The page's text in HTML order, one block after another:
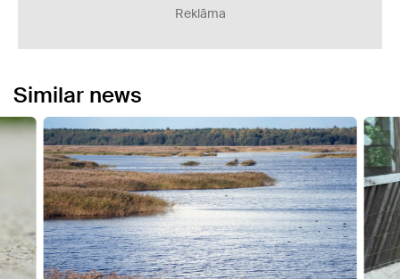
Reklāma
Similar news